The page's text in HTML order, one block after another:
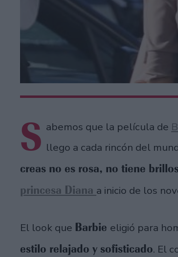
S abemos que la película de
llego a cada rincón del
creas no es rosa, no tiene
princesa Diana a inicio de los
El look que Barbie eligió para
estilo relajado y sofisticado. El